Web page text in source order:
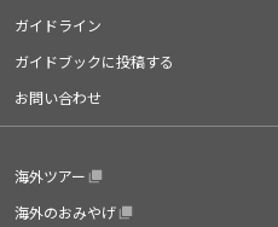
ガイドライン
ガイドブックに投稿する
お問い合わせ
海外ツアー
海外のおみやげ